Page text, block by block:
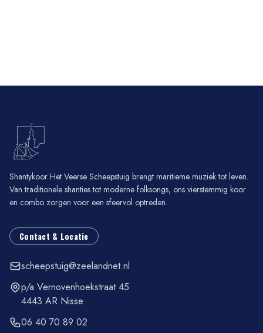
Shantykoor Het Veerse Scheepstuig brengt maritieme muziek tot leven.
Van traditionele shanties tot moderne folksongs, ons vierstemmig koor
en combo zorgen voor een sfeervol optreden.
Contact & Locatie
scheepstuig@zeelandnet.nl
p/a Vernovenhoekstraat 45
4443 AR Nisse
06 40 70 89 02